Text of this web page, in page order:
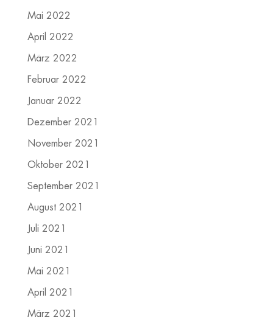
Mai 2022
April 2022
März 2022
Februar 2022
Januar 2022
Dezember 2021
November 2021
Oktober 2021
September 2021
August 2021
Juli 2021
Juni 2021
Mai 2021
April 2021
März 2021